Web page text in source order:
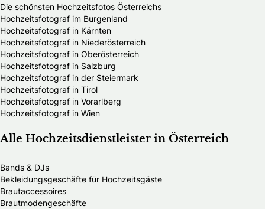
Die schönsten Hochzeitsfotos Österreichs
Hochzeitsfotograf im Burgenland
Hochzeitsfotograf in Kärnten
Hochzeitsfotograf in Niederösterreich
Hochzeitsfotograf in Oberösterreich
Hochzeitsfotograf in Salzburg
Hochzeitsfotograf in der Steiermark
Hochzeitsfotograf in Tirol
Hochzeitsfotograf in Vorarlberg
Hochzeitsfotograf in Wien
Alle Hochzeitsdienstleister in Österreich
Bands & DJs
Bekleidungsgeschäfte für Hochzeitsgäste
Brautaccessoires
Brautmodengeschäfte